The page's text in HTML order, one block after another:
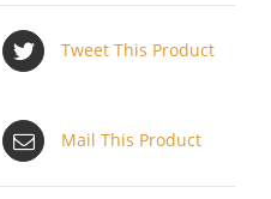
Tweet This Product
Mail This Product